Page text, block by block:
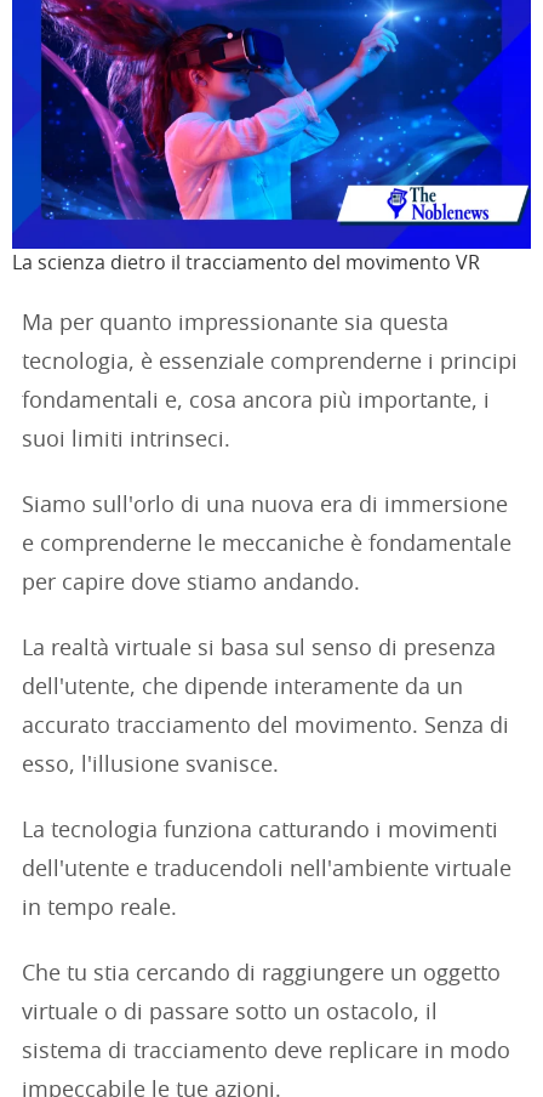
La scienza dietro il tracciamento del movimento VR
Ma per quanto impressionante sia questa
tecnologia, è essenziale comprenderne i principi
fondamentali e, cosa ancora più importante, i
suoi limiti intrinseci.
Siamo sull'orlo di una nuova era di immersione
e comprenderne le meccaniche è fondamentale
per capire dove stiamo andando.
La realtà virtuale si basa sul senso di presenza
dell'utente, che dipende interamente da un
accurato tracciamento del movimento. Senza di
esso, l'illusione svanisce.
La tecnologia funziona catturando i movimenti
dell'utente e traducendoli nell'ambiente virtuale
in tempo reale.
Che tu stia cercando di raggiungere un oggetto
virtuale o di passare sotto un ostacolo, il
sistema di tracciamento deve replicare in modo
impeccabile le tue azioni.